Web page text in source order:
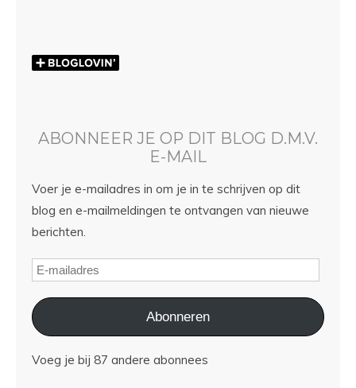
ABONNEER JE OP DIT BLOG D.M.V.
E-MAIL
Voer je e-mailadres in om je in te schrijven op dit
blog en e-mailmeldingen te ontvangen van nieuwe
berichten.
Abonneren
Voeg je bij 87 andere abonnees